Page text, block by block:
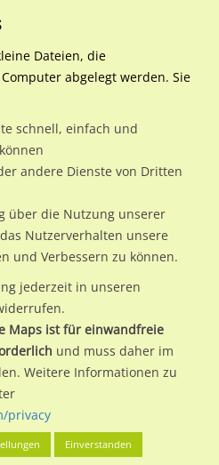
Nordrhein-
Bielefeld, Stadt
Heeper Str. 98
am Standort Heeper Str.
Bielefeld, Stadt.
Werbeflächen individuelle und
undLeistungswerte. Damit
Buchung im Detail über den
Werbewirkung sowie
den zugelassenen
im unteren Teil dieser Seite
Dateien, die
abgelegt werden. Sie
schnell, einfach und
andere Dienste von Dritten
über die Nutzung unserer
Nutzerverhalten unsere
und Verbessern zu können.
jederzeit in unseren
Maps ist für einwandfreie
und muss daher im
Weitere Informationen zu
privacy
Einverstanden